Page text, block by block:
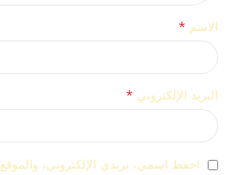
الاسم *
البريد الإلكتروني *
احفظ اسمي، بريدي الإلكتروني،